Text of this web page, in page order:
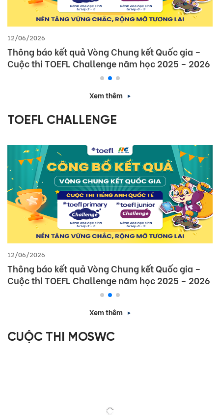
12/06/2026
Thông báo kết quả Vòng Chung kết Quốc gia –
Cuộc thi TOEFL Challenge năm học 2025 – 2026
Xem thêm
TOEFL CHALLENGE
12/06/2026
Thông báo kết quả Vòng Chung kết Quốc gia –
Cuộc thi TOEFL Challenge năm học 2025 – 2026
Xem thêm
CUỘC THI MOSWC